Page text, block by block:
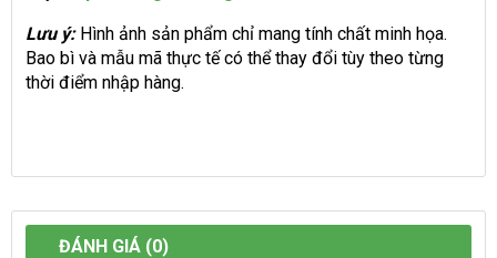
Lưu ý: Hình ảnh sản phẩm chỉ mang tính chất minh họa.
Bao bì và mẫu mã thực tế có thể thay đổi tùy theo từng
thời điểm nhập hàng.
ĐÁNH GIÁ (0)